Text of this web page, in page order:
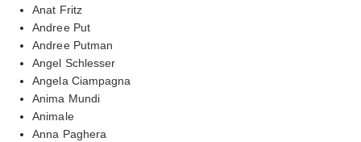
Anat Fritz
Andree Put
Andree Putman
Angel Schlesser
Angela Ciampagna
Anima Mundi
Animale
Anna Paghera